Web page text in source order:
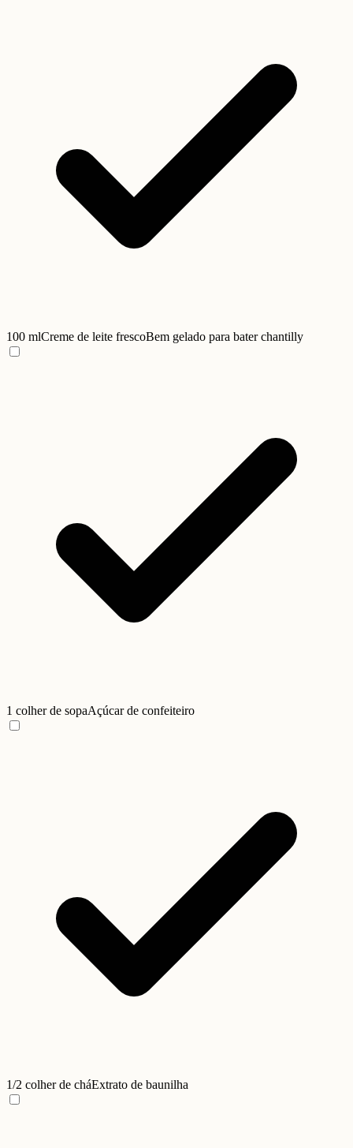
100 mlCreme de leite frescoBem gelado para bater chantilly
1 colher de sopaAçúcar de confeiteiro
1/2 colher de cháExtrato de baunilha